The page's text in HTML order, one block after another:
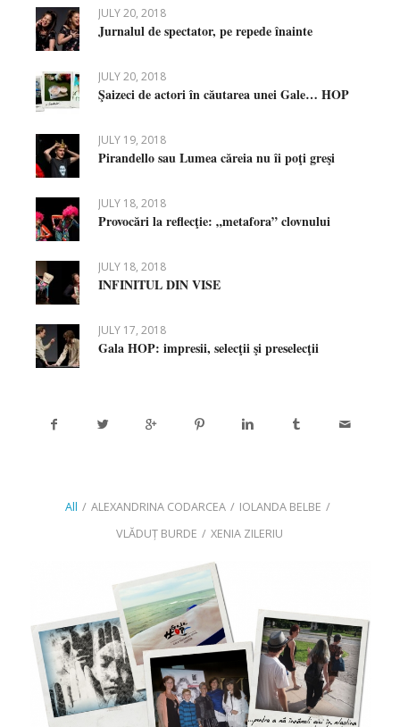
JULY 20, 2018
Jurnalul de spectator, pe repede înainte
JULY 20, 2018
Şaizeci de actori în căutarea unei Gale… HOP
JULY 19, 2018
Pirandello sau Lumea căreia nu îi poţi greşi
JULY 18, 2018
Provocări la reflecţie: „metafora” clovnului
JULY 18, 2018
INFINITUL DIN VISE
JULY 17, 2018
Gala HOP: impresii, selecţii şi preselecţii
All / ALEXANDRINA CODARCEA / IOLANDA BELBE /
VLĂDUȚ BURDE / XENIA ZILERIU